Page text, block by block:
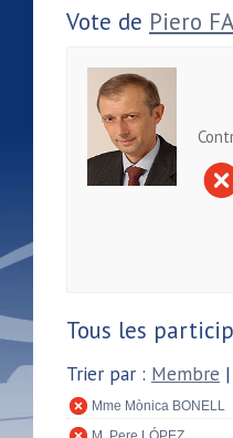
Vote de Piero
Tous les
Trier par : Membre |
Mme Mònica BONELL